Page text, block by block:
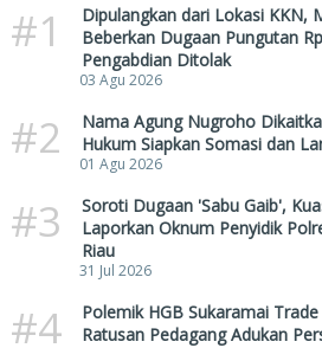
#1
Dipulangkan dari Lokasi KKN,
Beberkan Dugaan Pungutan
Pengabdian Ditolak
03 Agu 2026
#2
Nama Agung Nugroho
Hukum Siapkan Somasi dan
01 Agu 2026
#3
Soroti Dugaan 'Sabu Gaib',
Laporkan Oknum Penyidik
Riau
31 Jul 2026
#4
Polemik HGB Sukaramai
Ratusan Pedagang Adukan